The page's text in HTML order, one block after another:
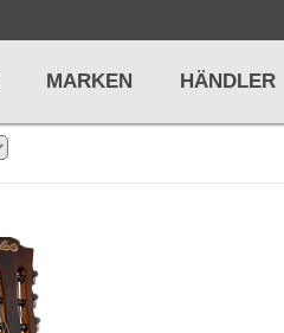
Notenständer und Pulte
Metronome und Taktelle
MARKEN HÄNDLER